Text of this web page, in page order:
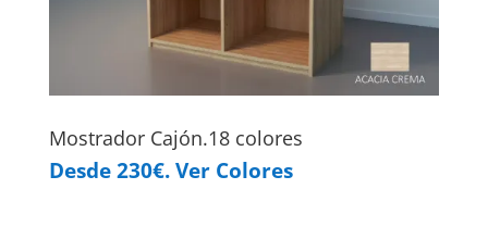
Mostrador Cajón.18 colores
Desde 230€. Ver Colores